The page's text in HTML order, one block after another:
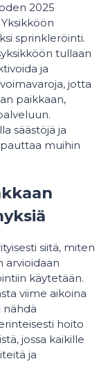
2025
sprinkleröinti.
tullaan
ja
jotta
paikkaan,
säästöjä ja
muihin
siitä, miten
arvioidaan
käytetään.
viime aikoina
nähdä
hoito
jossa kaikille
ja